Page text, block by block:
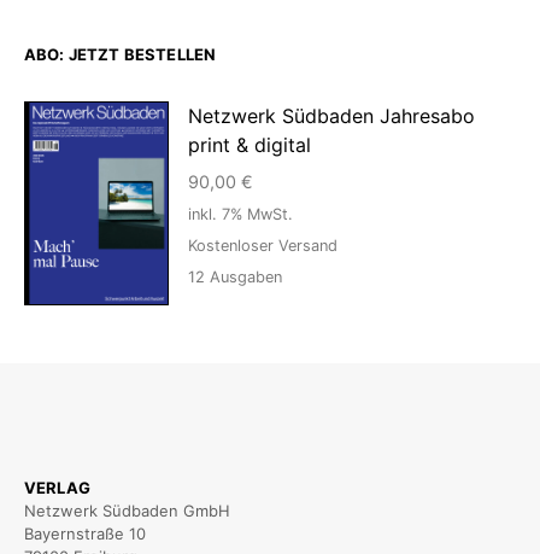
ABO: JETZT BESTELLEN
Netzwerk Südbaden Jahresabo
print & digital
90,00 €
inkl. 7% MwSt.
Kostenloser Versand
12 Ausgaben
VERLAG
Netzwerk Südbaden GmbH
Bayernstraße 10